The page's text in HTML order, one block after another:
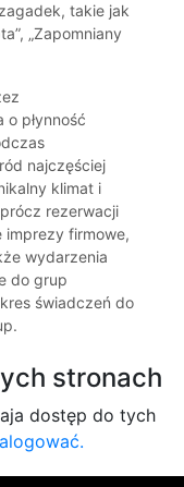
takie jak
„Zapomniany
płynność
najczęściej
klimat i
rezerwacji
imprezy firmowe,
wydarzenia
do grup
świadczeń do
stronach
dostęp do tych